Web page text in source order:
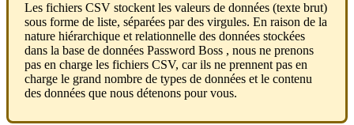
Les fichiers CSV stockent les valeurs de données (texte brut)
sous forme de liste, séparées par des virgules. En raison de la
nature hiérarchique et relationnelle des données stockées
dans la base de données Password Boss , nous ne prenons
pas en charge les fichiers CSV, car ils ne prennent pas en
charge le grand nombre de types de données et le contenu
des données que nous détenons pour vous.